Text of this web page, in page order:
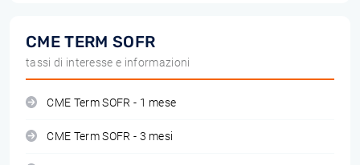
CME TERM SOFR
tassi di interesse e informazioni
CME Term SOFR - 1 mese
CME Term SOFR - 3 mesi